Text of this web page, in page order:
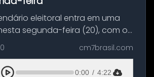
eleitoral entra em uma
segunda-feira (20), com o
destinado às convenções
5 de agosto, partidos e
oficializa...
cm7brasil.com
0:00 / 4:22